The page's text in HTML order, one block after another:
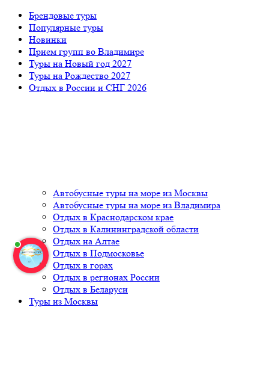
Брендовые туры
Популярные туры
Новинки
Прием групп во Владимире
Туры на Новый год 2027
Туры на Рождество 2027
Отдых в России и СНГ 2026
Автобусные туры на море из Москвы
Автобусные туры на море из Владимира
Отдых в Краснодарском крае
Отдых в Калининградской области
Отдых на Алтае
Отдых в Подмосковье
Отдых в горах
Отдых в регионах России
Отдых в Беларуси
Туры из Москвы